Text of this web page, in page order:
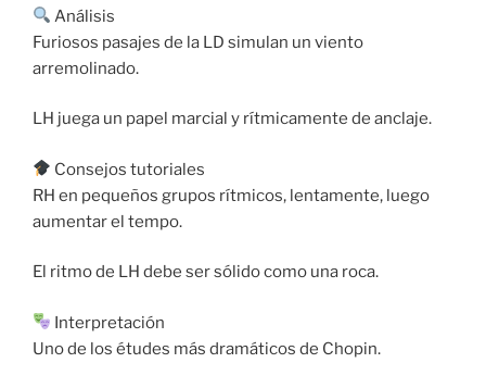
Análisis
Furiosos pasajes de la LD simulan un viento
arremolinado.
LH juega un papel marcial y rítmicamente de anclaje.
Consejos tutoriales
RH en pequeños grupos rítmicos, lentamente, luego
aumentar el tempo.
El ritmo de LH debe ser sólido como una roca.
Interpretación
Uno de los études más dramáticos de Chopin.